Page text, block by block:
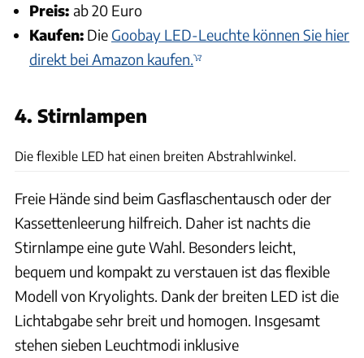
Preis: ab 20 Euro
Kaufen: Die Goobay LED-Leuchte können Sie hier
direkt bei Amazon kaufen.
4. Stirnlampen
Die flexible LED hat einen breiten Abstrahlwinkel.
Freie Hände sind beim Gasflaschentausch oder der
Kassettenleerung hilfreich. Daher ist nachts die
Stirnlampe eine gute Wahl. Besonders leicht,
bequem und kompakt zu verstauen ist das flexible
Modell von Kryolights. Dank der breiten LED ist die
Lichtabgabe sehr breit und homogen. Insgesamt
stehen sieben Leuchtmodi inklusive